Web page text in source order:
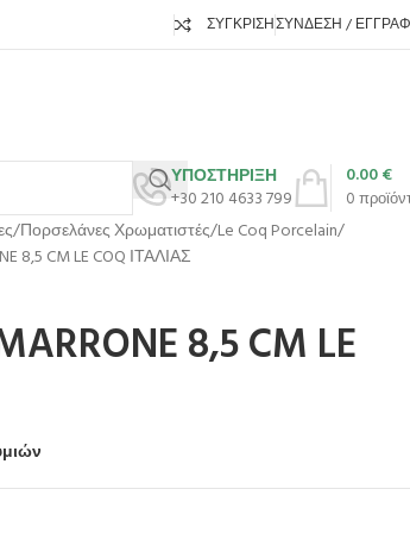
ΣΎΓΚΡΙΣΗΣΎΝΔΕΣΗ /
ΥΠΟΣΤΗΡΙΞΗ
+30 210 4633 799
0
0.00€
Πορσελάνες Χρωματιστές Le Coq Porcelain
8,5 CM LE COQ ΙΤΑΛΙΑΣ
8,5 CM LE